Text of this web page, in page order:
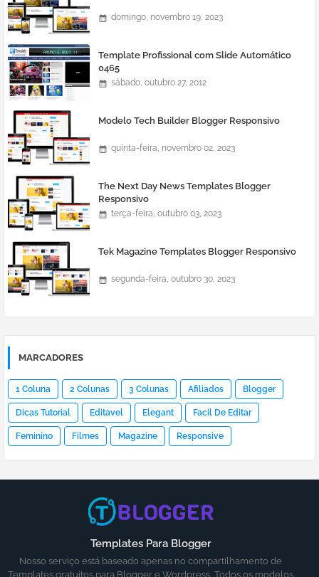
domingo, novembro 19, 2023
Template Profissional com Slide Automático
0465
sábado, outubro 27, 2012
Modelo Tech Builder Blogger Responsivo
quinta-feira, novembro 02, 2023
The Next Day News Templates Blogger
Responsivo
terça-feira, outubro 03, 2023
Tek Magazine Templates Blogger Responsivo
segunda-feira, outubro 30, 2023
MARCADORES
1 Coluna 2 Colunas 3 Colunas Afiliados Blogger
Dicas Tutorial Editavel Elegant Facil De Editar
Feminino Filmes Magazine Responsive
Templates Para Blogger
Nosso serviço está baseado apenas no compartilhamento de
Templates gratuitos para Blogger e Wordpress, Todos os modelos